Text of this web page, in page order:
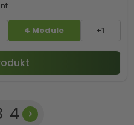
4 Module +1
Seite
4